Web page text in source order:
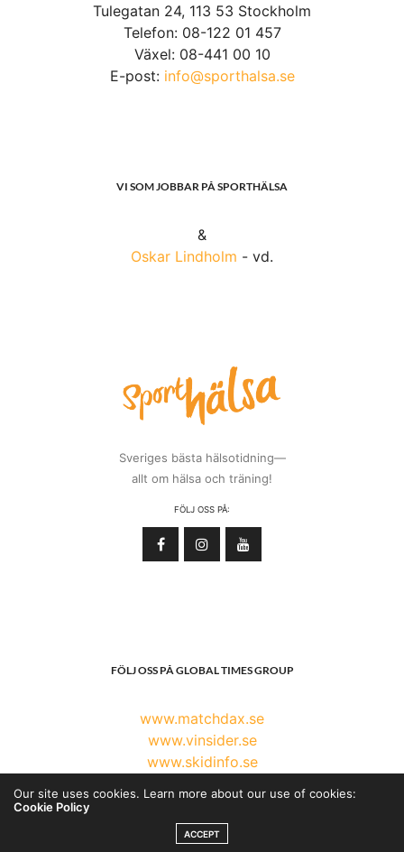
Tulegatan 24, 113 53 Stockholm
Telefon: 08-122 01 457
Växel: 08-441 00 10
E-post: info@sporthalsa.se
VI SOM JOBBAR PÅ SPORTHÄLSA
&
Oskar Lindholm - vd.
Sveriges bästa hälsotidning—
allt om hälsa och träning!
FÖLJ OSS PÅ:
FÖLJ OSS PÅ GLOBAL TIMES GROUP
www.matchdax.se
www.vinsider.se
www.skidinfo.se
Our site uses cookies. Learn more about our use of cookies:
Cookie Policy
ACCEPT